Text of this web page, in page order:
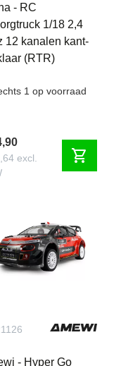
- RC
1/18 2,4
12 kanalen kant-
(RTR)
1 op voorraad
excl.
shopping_cart
- Hyper Go